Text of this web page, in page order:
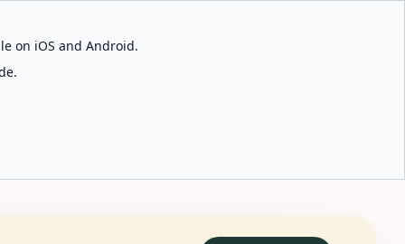
on iOS and Android.